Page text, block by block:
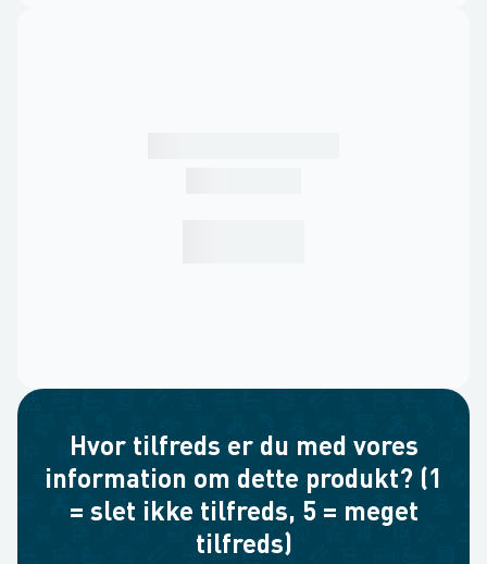
Hvor tilfreds er du med vores
information om dette produkt? (1
= slet ikke tilfreds, 5 = meget
tilfreds)